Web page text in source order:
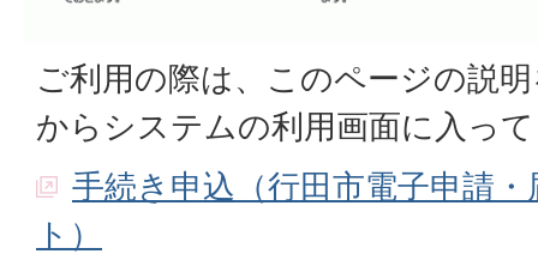
ご利用の際は、このページの説
からシステムの利用画面に入っ
手続き申込（行田市電子申請
ト）